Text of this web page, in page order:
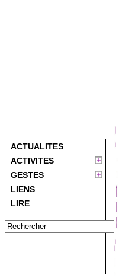
ACTUALITES
ACTIVITES
GESTES
LIENS
LIRE